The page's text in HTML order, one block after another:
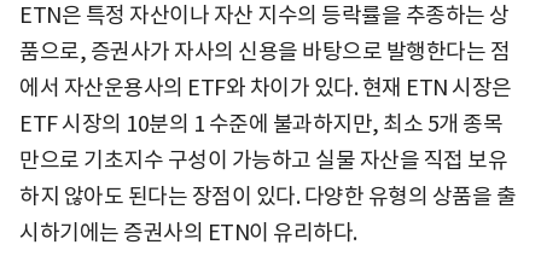
ETN은 특정 자산이나 자산 지수의 등락률을 추종하는 상
품으로, 증권사가 자사의 신용을 바탕으로 발행한다는 점
에서 자산운용사의 ETF와 차이가 있다. 현재 ETN 시장은
ETF 시장의 10분의 1 수준에 불과하지만, 최소 5개 종목
만으로 기초지수 구성이 가능하고 실물 자산을 직접 보유
하지 않아도 된다는 장점이 있다. 다양한 유형의 상품을 출
시하기에는 증권사의 ETN이 유리하다.